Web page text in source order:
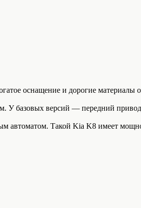
оснащение и дорогие материалы
У базовых версий — передний
автоматом. Такой Kia K8 имеет